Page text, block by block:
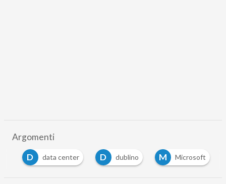
Argomenti
D data center D dublino M Microsoft